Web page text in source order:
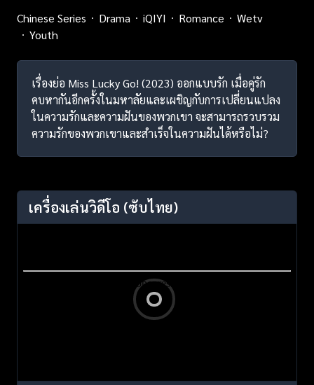
Chinese Series
Drama iQIYI Romance
Wetv
Youth
เรื่องย่อ Miss Lucky Go! (2023) ออกแบบรัก เมื่อคู่รัก
คบหากันอีกครั้งในมหาลัยและเผชิญกับการเปลี่ยนแปลง
ในความรักและความฝันของพวกเขา จะสามารถรวบรวม
ความรักของพวกเขาและสำเร็จในความฝันได้หรือไม่?
เครื่องเล่นวิดีโอ (ซับไทย)